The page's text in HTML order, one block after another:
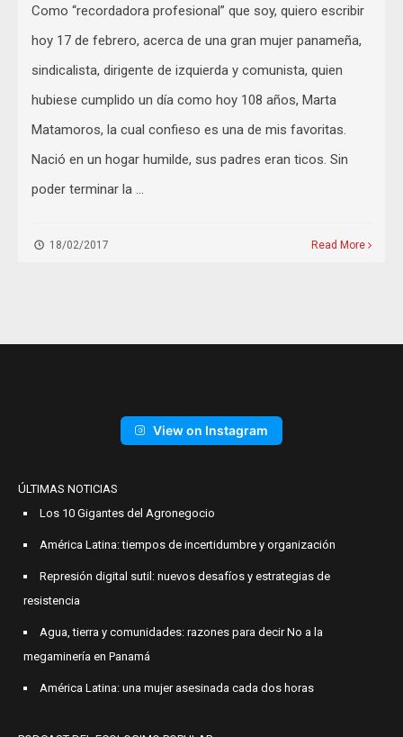
Como “recordadora profesional” que soy, quiero escribir
hoy 17 de febrero, acerca de una gran mujer panameña,
sindicalista, dirigente de izquierda y comunista, quien
hubiese cumplido un día como hoy 108 años, Marta
Matamoros, la cual confieso es una de mis favoritas.
Nació en un hogar humilde, sus padres eran ticos. Sin
poder terminar la …
18/02/2017 Read More
View on Instagram
ÚLTIMAS NOTICIAS
Los 10 Gigantes del Agronegocio
América Latina: tiempos de incertidumbre y organización
Represión digital sutil: nuevos desafíos y estrategias de
resistencia
Agua, tierra y comunidades: razones para decir No a la
megaminería en Panamá
América Latina: una mujer asesinada cada dos horas